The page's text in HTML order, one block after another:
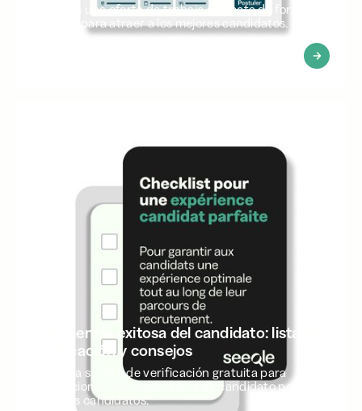
Obtenga una oferta de trabajo perfecta de forma
gratuita para atraer a los mejores candidatos.
Experiencia exitosa del candidato: lista de
verificación y consejos
Obtenga su lista de verificación gratuita para
proporcionar una experiencia de candidato perfecta
para sus candidatos.